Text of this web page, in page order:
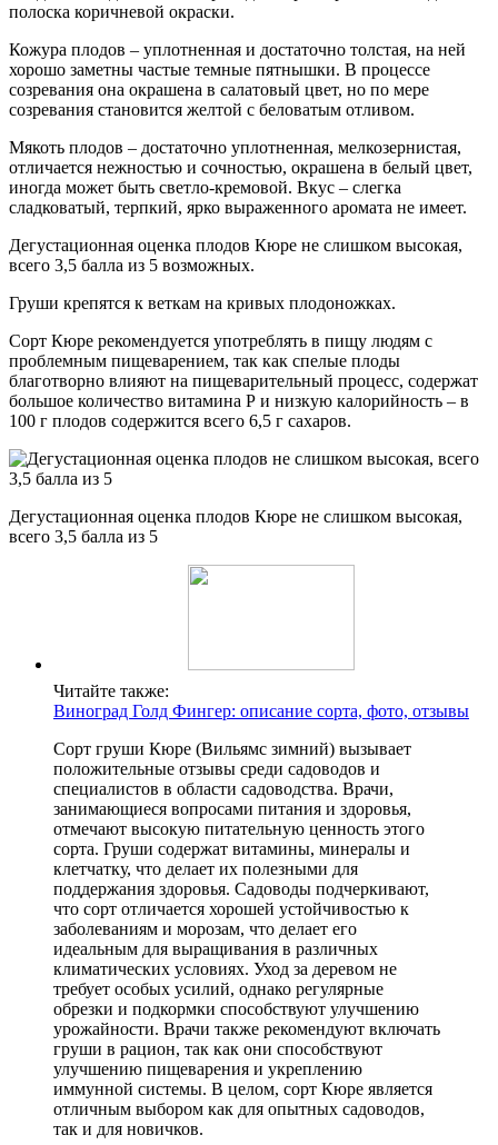
полоска коричневой окраски.
Кожура плодов – уплотненная и достаточно толстая, на ней
хорошо заметны частые темные пятнышки. В процессе
созревания она окрашена в салатовый цвет, но по мере
созревания становится желтой с беловатым отливом.
Мякоть плодов – достаточно уплотненная, мелкозернистая,
отличается нежностью и сочностью, окрашена в белый цвет,
иногда может быть светло-кремовой. Вкус – слегка
сладковатый, терпкий, ярко выраженного аромата не имеет.
Дегустационная оценка плодов Кюре не слишком высокая,
всего 3,5 балла из 5 возможных.
Груши крепятся к веткам на кривых плодоножках.
Сорт Кюре рекомендуется употреблять в пищу людям с
проблемным пищеварением, так как спелые плоды
благотворно влияют на пищеварительный процесс, содержат
большое количество витамина Р и низкую калорийность – в
100 г плодов содержится всего 6,5 г сахаров.
Дегустационная оценка плодов Кюре не слишком высокая,
всего 3,5 балла из 5
Читайте также:
Виноград Голд Фингер: описание сорта, фото, отзывы
Сорт груши Кюре (Вильямс зимний) вызывает
положительные отзывы среди садоводов и
специалистов в области садоводства. Врачи,
занимающиеся вопросами питания и здоровья,
отмечают высокую питательную ценность этого
сорта. Груши содержат витамины, минералы и
клетчатку, что делает их полезными для
поддержания здоровья. Садоводы подчеркивают,
что сорт отличается хорошей устойчивостью к
заболеваниям и морозам, что делает его
идеальным для выращивания в различных
климатических условиях. Уход за деревом не
требует особых усилий, однако регулярные
обрезки и подкормки способствуют улучшению
урожайности. Врачи также рекомендуют включать
груши в рацион, так как они способствуют
улучшению пищеварения и укреплению
иммунной системы. В целом, сорт Кюре является
отличным выбором как для опытных садоводов,
так и для новичков.